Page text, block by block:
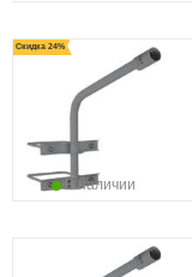
Скидка 24%
В наличии